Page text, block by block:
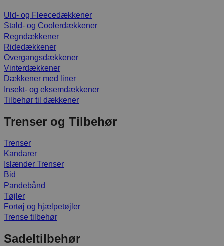
Uld- og Fleecedækkener
Stald- og Coolerdækkener
Regndækkener
Ridedækkener
Overgangsdækkener
Vinterdækkener
Dækkener med liner
Insekt- og eksemdækkener
Tilbehør til dækkener
Trenser og Tilbehør
Trenser
Kandarer
Islænder Trenser
Bid
Pandebånd
Tøjler
Fortøj og hjælpetøjler
Trense tilbehør
Sadeltilbehør